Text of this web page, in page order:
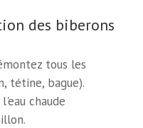
des biberons
tous les
tétine, bague).
chaude